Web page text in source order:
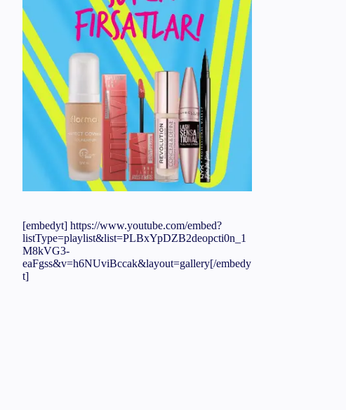
[embedyt] https://www.youtube.com/embed?
listType=playlist&list=PLBxYpDZB2deopcti0n_1
M8kVG3-
eaFgss&v=h6NUviBccak&layout=gallery[/embedy
t]